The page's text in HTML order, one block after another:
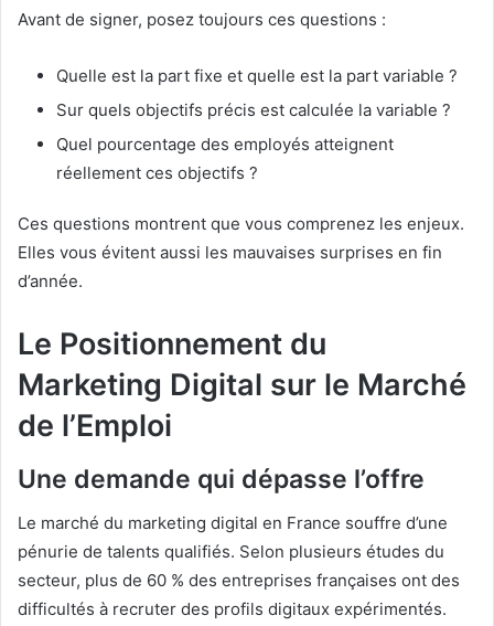
Avant de signer, posez toujours ces questions :
Quelle est la part fixe et quelle est la part variable ?
Sur quels objectifs précis est calculée la variable ?
Quel pourcentage des employés atteignent
réellement ces objectifs ?
Ces questions montrent que vous comprenez les enjeux.
Elles vous évitent aussi les mauvaises surprises en fin
d’année.
Le Positionnement du
Marketing Digital sur le Marché
de l’Emploi
Une demande qui dépasse l’offre
Le marché du marketing digital en France souffre d’une
pénurie de talents qualifiés. Selon plusieurs études du
secteur, plus de 60 % des entreprises françaises ont des
difficultés à recruter des profils digitaux expérimentés.